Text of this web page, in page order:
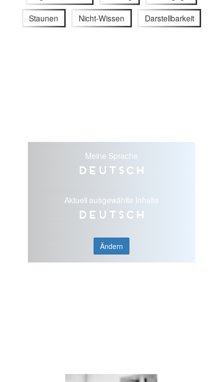
Staunen Nicht-Wissen Darstellbarkeit
Meine Sprache
Deutsch
Aktuell ausgewählte Inhalte
Deutsch
Ändern